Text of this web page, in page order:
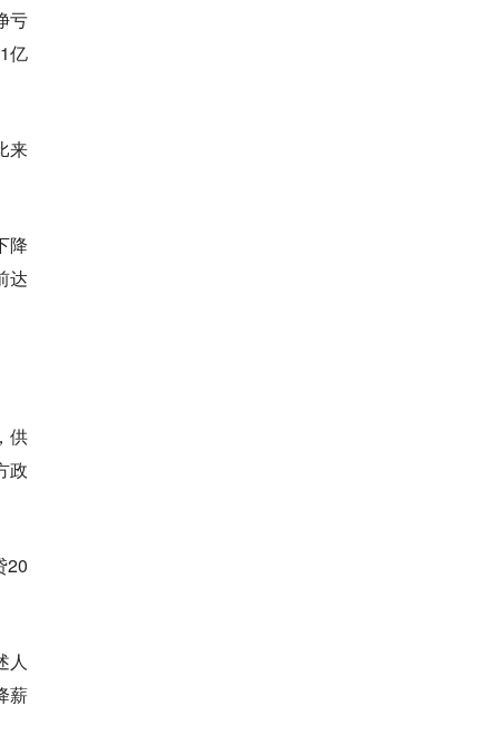
亏
亿
来
降
达
供
政
20
人
薪